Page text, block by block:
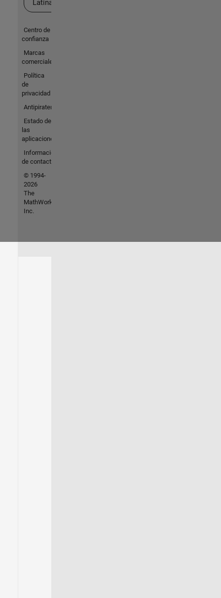
Latina
Centro de
confianza
Marcas
comerciales
Política
de
privacidad
Antipiratería
Estado de
las
aplicaciones
Información
de contacto
© 1994-
2026
The
MathWorks,
Inc.